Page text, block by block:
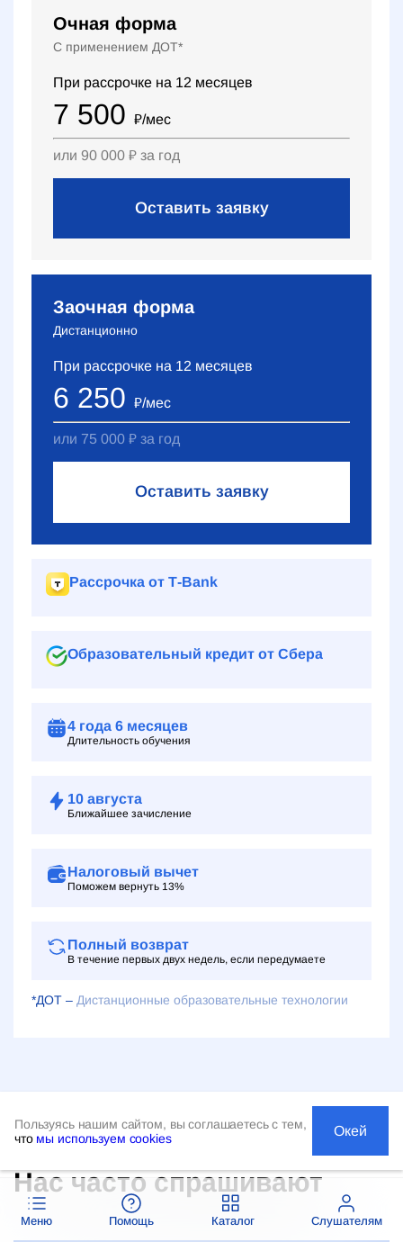
Очная форма
С применением ДОТ*
При рассрочке на 12 месяцев
7 500 ₽/мес
или 90 000 ₽ за год
Оставить заявку
Заочная форма
Дистанционно
При рассрочке на 12 месяцев
6 250 ₽/мес
или 75 000 ₽ за год
Оставить заявку
Рассрочка от Т‑Bank
Образовательный кредит от Сбера
4 года 6 месяцев
Длительность обучения
10 августа
Ближайшее зачисление
Налоговый вычет
Поможем вернуть 13%
Полный возврат
В течение первых двух недель, если передумаете
*ДОТ – Дистанционные образовательные технологии
Нас часто спрашивают
Меню Помощь Каталог Слушателям
Пользуясь нашим сайтом, вы соглашаетесь с тем,
что мы используем cookies Окей